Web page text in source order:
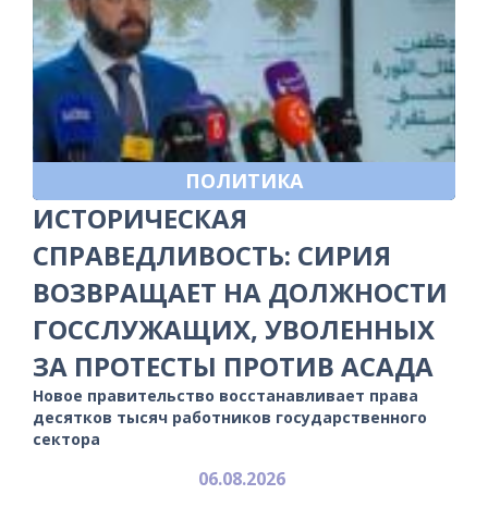
ПОЛИТИКА
ИСТОРИЧЕСКАЯ
СПРАВЕДЛИВОСТЬ: СИРИЯ
ВОЗВРАЩАЕТ НА ДОЛЖНОСТИ
ГОССЛУЖАЩИХ, УВОЛЕННЫХ
ЗА ПРОТЕСТЫ ПРОТИВ АСАДА
Новое правительство восстанавливает права
десятков тысяч работников государственного
сектора
06.08.2026